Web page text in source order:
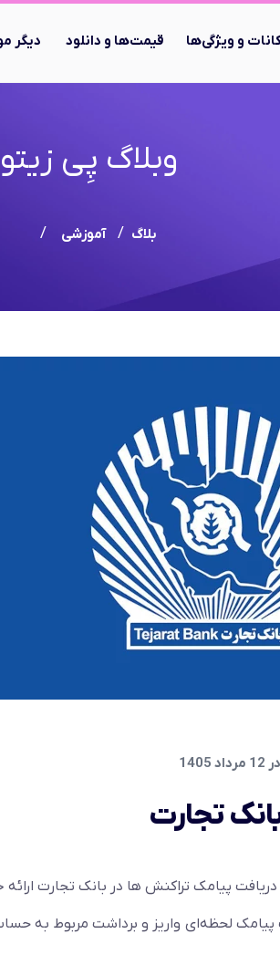
و ویژگی‌ها قیمت‌ها و دانلود دیگر
وبلاگ پِی زیتو
بلاگ آموزشی
تجارت
پیامک تراکنش ها در بانک تجارت
لحظه‌ای واریز و برداشت مربوط به